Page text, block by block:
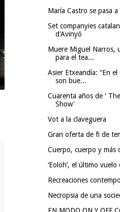
María Castro se pasa a
Set companyies
d'Avinyó
Muere Miguel Narros,
para el tea...
Asier Etxeandía: “En
son bue...
Cuarenta años de '
Show'
Vot a la claveguera
Gran oferta de fi de
Cuerpo, cuerpo y más
‘Eoloh’, el último vuelo
Recreaciones
Necropsia de una
EN MODO ON Y OFF